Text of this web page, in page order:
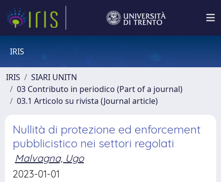
IRIS
IRIS
SIARI UNITN
03 Contributo in periodico (Part of a journal)
03.1 Articolo su rivista (Journal article)
Nullità di protezione ed enforcement
pubblicistico nei settori regolati
Malvagna, Ugo
2023-01-01